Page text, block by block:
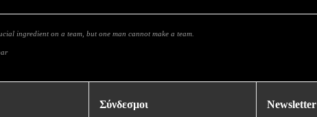
ingredient on a team, but one man cannot make a team.
Σύνδεσμοι Newsletter